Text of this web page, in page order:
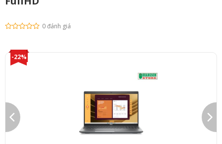
0 đánh giá
-22%